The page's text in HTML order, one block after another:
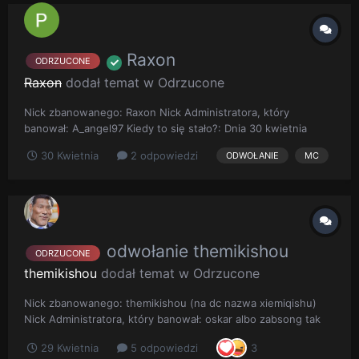
ODRZUCONE Raxon
Raxon dodał temat w Odrzucone
Nick zbanowanego: Raxon Nick Administratora, który
banował: A_angel97 Kiedy to się stało?: Dnia 30 kwietnia
wymienionym dniu i czasie otrzymałem całkowicie niesłuszną
Jest to kara niead...
30 Kwietnia 2 odpowiedzi ODWOŁANIE MC
ODRZUCONE odwołanie themikishou
themikishou dodał temat w Odrzucone
Nick zbanowanego: themikishou (na dc nazwa xiemiqishu)
Nick Administratora, który banował: oskar albo zabsong tak
mysle Kiedy to się stało?: 2 lata temu chyba? albo cos takiego
Opis sytuacji: szczerze to nie jestem pewien, ale z tego co
29 Kwietnia 5 odpowiedzi 3